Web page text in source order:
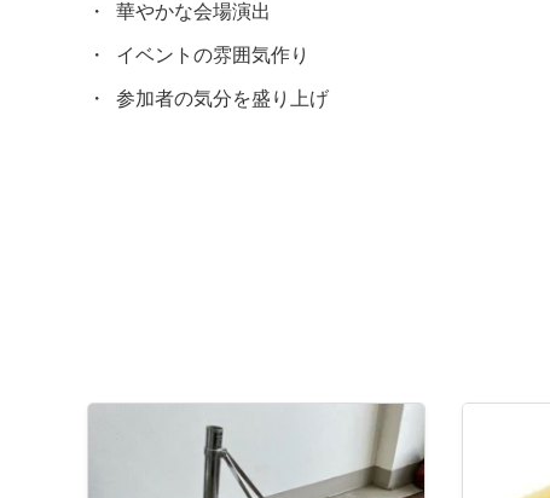
華やかな会場演出
イベントの雰囲気作り
参加者の気分を盛り上げ